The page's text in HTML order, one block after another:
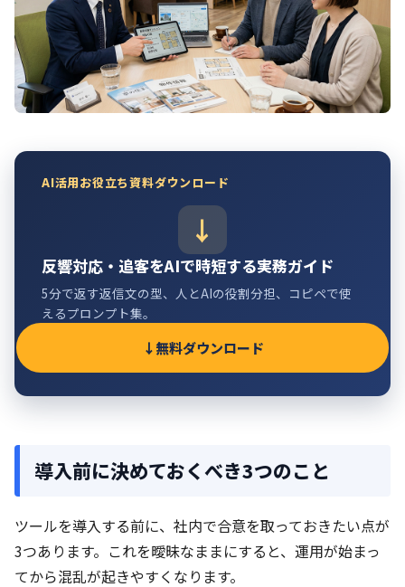
AI活用お役立ち資料ダウンロード
反響対応・追客をAIで時短する実務ガイド
5分で返す返信文の型、人とAIの役割分担、コピペで使
えるプロンプト集。
無料ダウンロード
導入前に決めておくべき3つのこと
ツールを導入する前に、社内で合意を取っておきたい点が
3つあります。これを曖昧なままにすると、運用が始まっ
てから混乱が起きやすくなります。